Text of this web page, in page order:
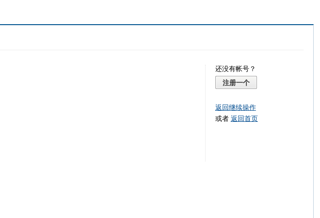
还没有帐号？
注册一个
返回继续操作
或者 返回首页